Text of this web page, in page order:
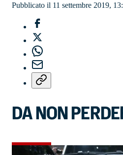
Pubblicato il 11 settembre 2019,
DA NON